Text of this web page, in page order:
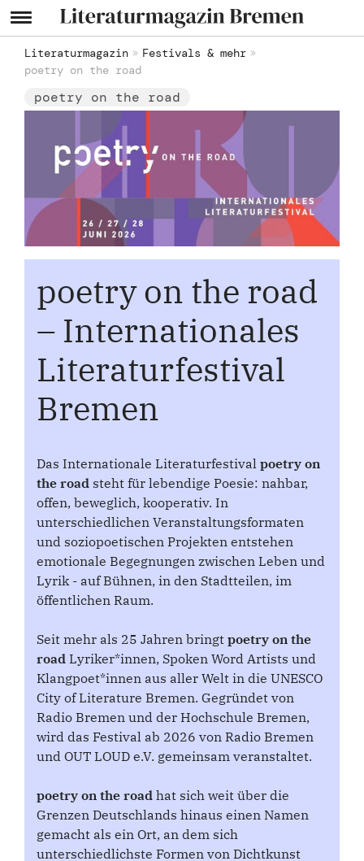
Literaturmagazin
Festivals & mehr
poetry on the road
poetry on the road
poetry on the road
– Internationales
Literaturfestival
Bremen
Das Internationale Literaturfestival poetry on
the road steht für lebendige Poesie: nahbar,
offen, beweglich, kooperativ. In
unterschiedlichen Veranstaltungsformaten
und soziopoetischen Projekten entstehen
emotionale Begegnungen zwischen Leben und
Lyrik - auf Bühnen, in den Stadtteilen, im
öffentlichen Raum.
Seit mehr als 25 Jahren bringt poetry on the
road Lyriker*innen, Spoken Word Artists und
Klangpoet*innen aus aller Welt in die UNESCO
City of Literature Bremen. Gegründet von
Radio Bremen und der Hochschule Bremen,
wird das Festival ab 2026 von Radio Bremen
und OUT LOUD e.V. gemeinsam veranstaltet.
poetry on the road hat sich weit über die
Grenzen Deutschlands hinaus einen Namen
gemacht als ein Ort, an dem sich
unterschiedlichste Formen von Dichtkunst